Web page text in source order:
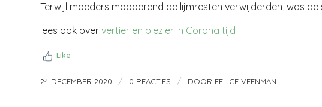
Terwijl moeders mopperend de lijmresten verwijderden, was
lees ook over vertier en plezier in Corona tijd
Like
24 DECEMBER 2020 / 0 REACTIES / DOOR FELICE VEENMAN